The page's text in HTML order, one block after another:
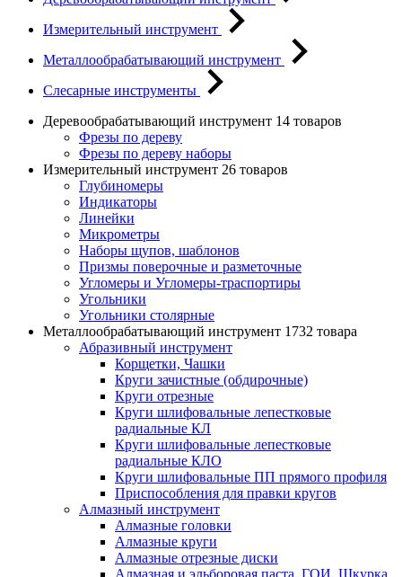
Измерительный инструмент
Металлообрабатывающий инструмент
Слесарные инструменты
Деревообрабатывающий инструмент 14 товаров
Фрезы по дереву
Фрезы по дереву наборы
Измерительный инструмент 26 товаров
Глубиномеры
Индикаторы
Линейки
Микрометры
Наборы щупов, шаблонов
Призмы поверочные и разметочные
Угломеры и Угломеры-траспортиры
Угольники
Угольники столярные
Металлообрабатывающий инструмент 1732 товара
Абразивный инструмент
Корщетки, Чашки
Круги зачистные (обдирочные)
Круги отрезные
Круги шлифовальные лепестковые
радиальные КЛ
Круги шлифовальные лепестковые
радиальные КЛО
Круги шлифовальные ПП прямого профиля
Приспособления для правки кругов
Алмазный инструмент
Алмазные головки
Алмазные круги
Алмазные отрезные диски
Алмазная и эльборовая паста, ГОИ, Шкурка